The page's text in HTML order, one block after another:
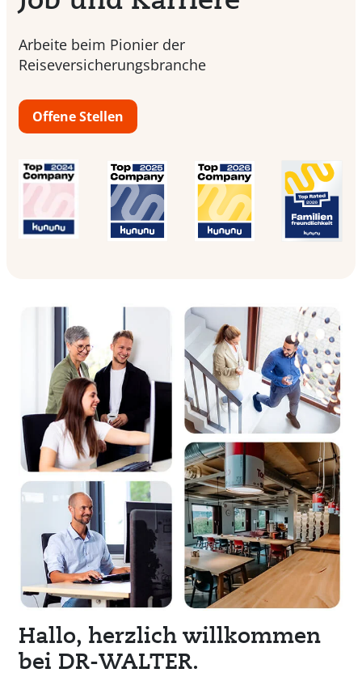
Arbeite beim Pionier der
Reiseversicherungsbranche
Offene Stellen
Hallo, herzlich willkommen
bei DR-WALTER.